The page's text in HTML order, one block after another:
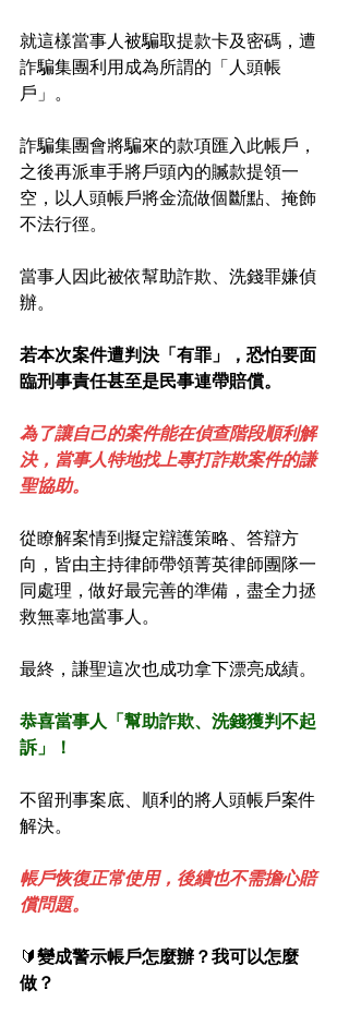
就這樣當事人被騙取提款卡及密碼，遭
詐騙集團利用成為所謂的「人頭帳
戶」。
詐騙集團會將騙來的款項匯入此帳戶，
之後再派車手將戶頭內的贓款提領一
空，以人頭帳戶將金流做個斷點、掩飾
不法行徑。
當事人因此被依幫助詐欺、洗錢罪嫌偵
辦。
若本次案件遭判決「有罪」，恐怕要面
臨刑事責任甚至是民事連帶賠償。
為了讓自己的案件能在偵查階段順利解
決，當事人特地找上專打詐欺案件的謙
聖協助。
從瞭解案情到擬定辯護策略、答辯方
向，皆由主持律師帶領菁英律師團隊一
同處理，做好最完善的準備，盡全力拯
救無辜地當事人。
最終，謙聖這次也成功拿下漂亮成績。
恭喜當事人「幫助詐欺、洗錢獲判不起
訴」！
不留刑事案底、順利的將人頭帳戶案件
解決。
帳戶恢復正常使用，後續也不需擔心賠
償問題。
🔰變成警示帳戶怎麼辦？我可以怎麼
做？